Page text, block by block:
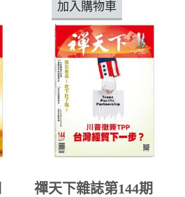
加入購物車
禪天下雜誌第144期